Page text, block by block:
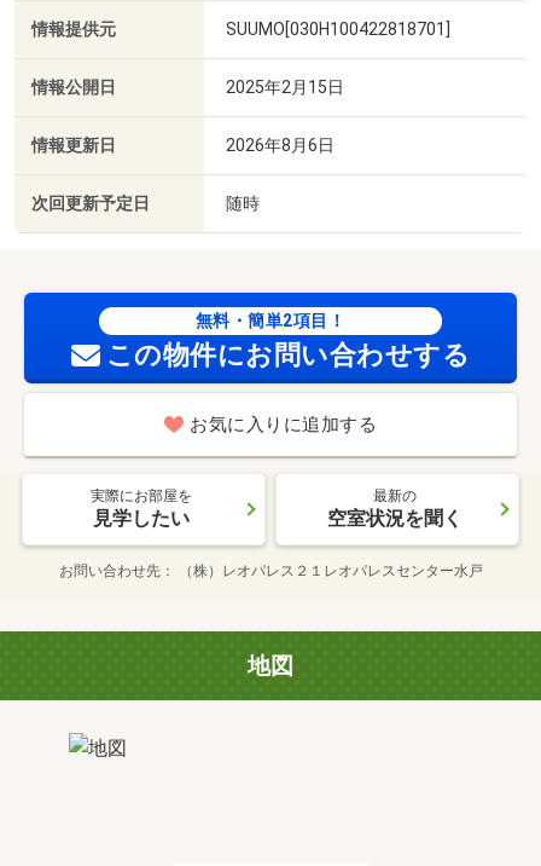
情報提供元 SUUMO[030H100422818701]
情報公開日 2025年2月15日
情報更新日 2026年8月6日
次回更新予定日 随時
無料・簡単2項目！
この物件にお問い合わせする
お気に入りに追加する
実際にお部屋を
見学したい
最新の
空室状況を聞く
お問い合わせ先 （株）レオパレス２１レオパレスセンター水戸
地図